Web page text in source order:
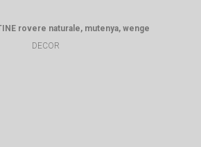
rovere naturale, mutenya, wenge
DECOR